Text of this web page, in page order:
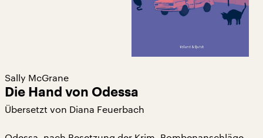
Sally McGrane
Die Hand von Odessa
Übersetzt von Diana Feuerbach